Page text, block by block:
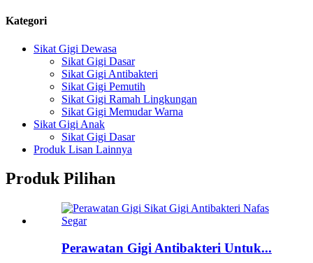
Kategori
Sikat Gigi Dewasa
Sikat Gigi Dasar
Sikat Gigi Antibakteri
Sikat Gigi Pemutih
Sikat Gigi Ramah Lingkungan
Sikat Gigi Memudar Warna
Sikat Gigi Anak
Sikat Gigi Dasar
Produk Lisan Lainnya
Produk Pilihan
Perawatan Gigi Antibakteri Untuk...